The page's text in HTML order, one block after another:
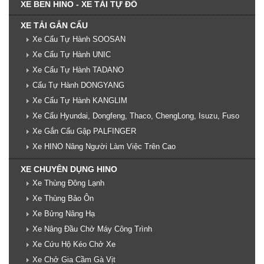
XE BEN HINO - XE TẢI TỰ ĐỔ
XE TẢI GẮN CẨU
Xe Cẩu Tự Hành SOOSAN
Xe Cẩu Tự Hành UNIC
Xe Cẩu Tự Hành TADANO
Cẩu Tự Hành DONGYANG
Xe Cẩu Tự Hành KANGLIM
Xe Cẩu Hyundai, Dongfeng, Thaco, ChengLong, Isuzu, Fuso
Xe Gắn Cẩu Gập PALFINGER
Xe HINO Nâng Người Làm Việc Trên Cao
XE CHUYÊN DỤNG HINO
Xe Thùng Đông Lạnh
Xe Thùng Bảo Ôn
Xe Bửng Nâng Hạ
Xe Nâng Đầu Chở Máy Công Trình
Xe Cứu Hộ Kéo Chở Xe
Xe Chở Gia Cầm Gà Vịt